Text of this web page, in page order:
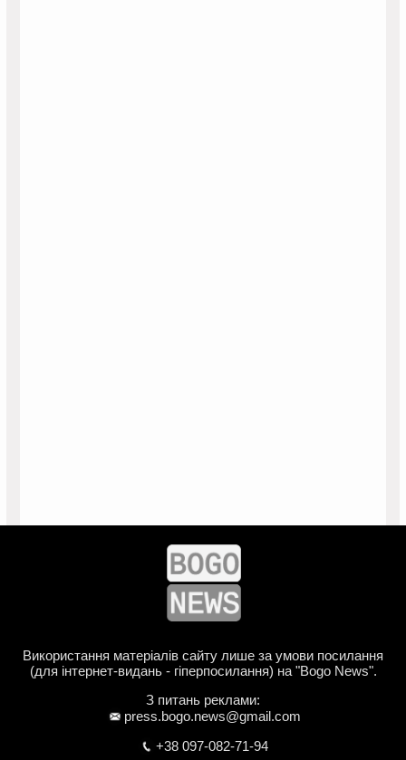
Використання матеріалів сайту лише за умови посилання
(для інтернет-видань - гіперпосилання) на "Bogo News".
З питань реклами:
press.bogo.news@gmail.com
+38 097-082-71-94